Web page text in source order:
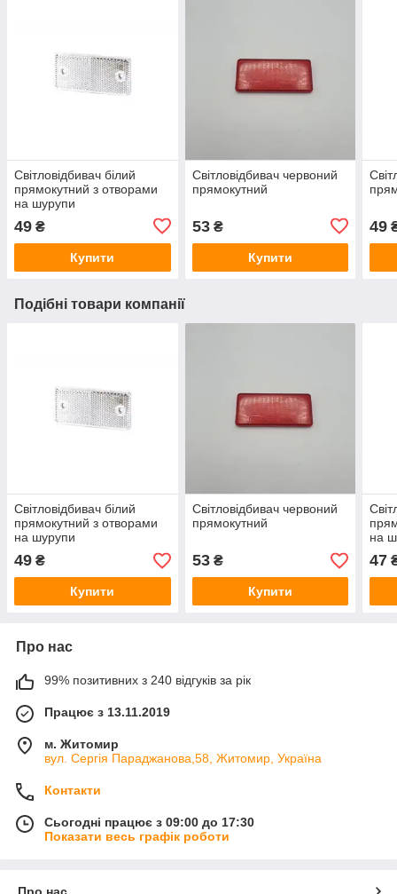
Світловідбивач білий
прямокутний з отворами
на шурупи
49 ₴
Купити
Світловідбивач червоний
прямокутний
53₴
Купити
49
Подібні товари компанії
Світловідбивач білий
прямокутний з отворами
на шурупи
49 ₴
Купити
Світловідбивач червоний
прямокутний
53₴
Купити
на
47
Про нас
99% позитивних з 240 відгуків за рік
Працює з 13.11.2019
м. Житомир
вул. Сергія Параджанова,58, Житомир, Україна
Контакти
Сьогодні працює з 09:00 до 17:30
Показати весь графік роботи